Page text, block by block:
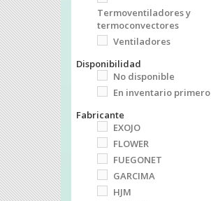
Termoventiladores y
termoconvectores
Ventiladores
Disponibilidad
No disponible
En inventario primero
Fabricante
EXOJO
FLOWER
FUEGONET
GARCIMA
HJM